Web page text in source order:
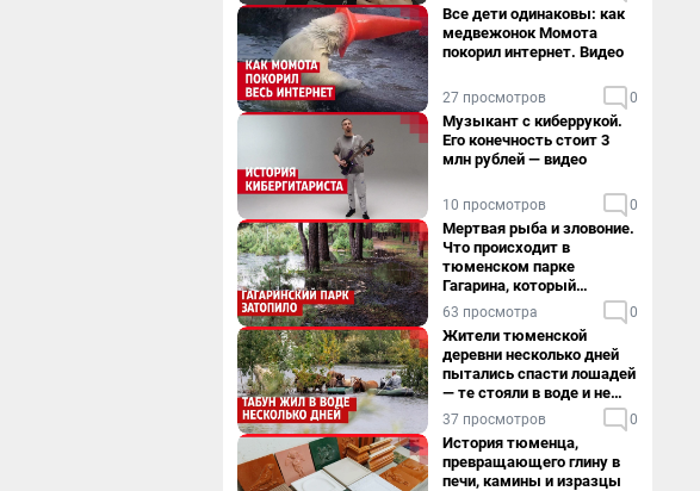
Все дети одинаковы: как
медвежонок Момота
покорил интернет. Видео
27 просмотров 0
Музыкант с киберрукой.
Его конечность стоит 3
млн рублей — видео
10 просмотров 0
Мертвая рыба и зловоние.
Что происходит в
тюменском парке
Гагарина, который
поглощает черная вода
63 просмотра 0
Жители тюменской
деревни несколько дней
пытались спасти лошадей
— те стояли в воде и не
хотели уходить
37 просмотров 0
История тюменца,
превращающего глину в
печи, камины и изразцы